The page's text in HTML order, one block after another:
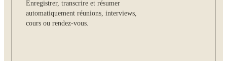
Enregistrer, transcrire et résumer
automatiquement réunions, interviews,
cours ou rendez-vous.